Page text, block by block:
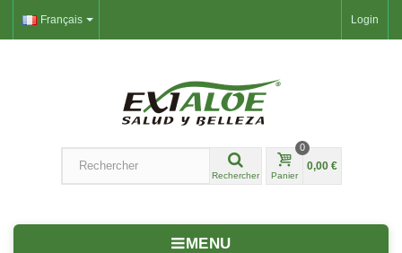
Login
Français
Rechercher Panier
0
0,00 €
MENU